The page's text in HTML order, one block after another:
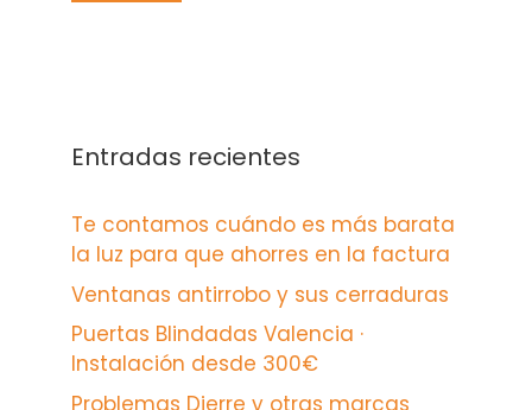
Entradas recientes
Te contamos cuándo es más barata
la luz para que ahorres en la factura
Ventanas antirrobo y sus cerraduras
Puertas Blindadas Valencia ·
Instalación desde 300€
Problemas Dierre y otras marcas